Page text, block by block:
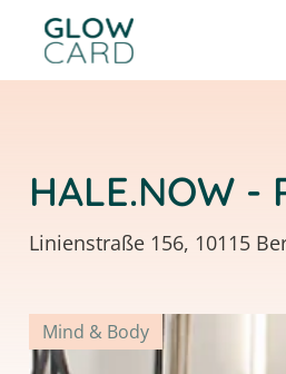
HALE.NOW
Linienstraße 156, 10115
Mind & Body